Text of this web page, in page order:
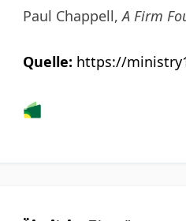
Paul Chappell,A Firm
Quelle: https://